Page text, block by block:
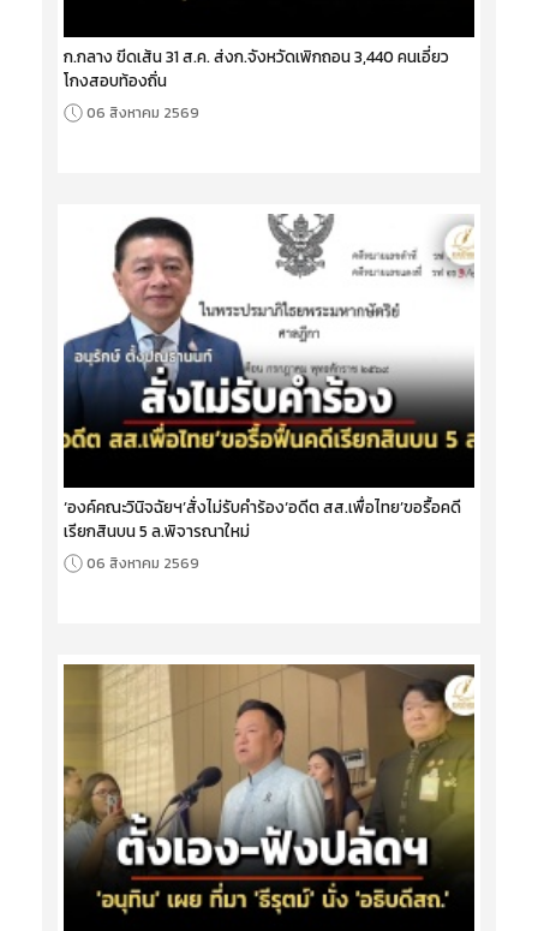
ก.กลาง ขีดเส้น 31 ส.ค. ส่งก.จังหวัดเพิกถอน 3,440 คนเอี่ยว
โกงสอบท้องถิ่น
06 สิงหาคม 2569
‘องค์คณะวินิจฉัยฯ’สั่งไม่รับคำร้อง‘อดีต สส.เพื่อไทย’ขอรื้อคดี
เรียกสินบน 5 ล.พิจารณาใหม่
06 สิงหาคม 2569